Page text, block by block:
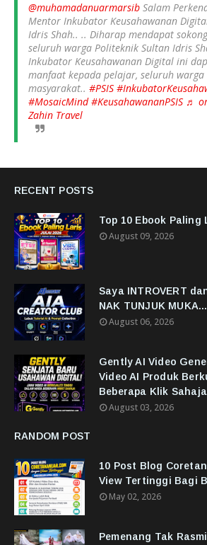
@muhamadanuarmarsib Salam
Mentor Inkubator Keusahawanan
Idris Shah.. .. Diharap mendapat
seluruh warga Politeknik Sultan Idris
Inkubator Keusahawanan Digital ini
manfaat kepada pelajar, seluruh warga
masyarakat.. #PSIS
#MosaicMind #KeusahawananPSIS ♬
Zahin Travel
RECENT POSTS
Top 10 Ebook Paling
August 09, 2026
Saya INTROVERT
NAK TUNJUK
August 06, 2026
Gently AI Video
Video AI Produk
Beberapa Klik Sahaja
August 03, 2026
RANDOM POST
10 Post Blog
View Tertinggi Bagi
May 02, 2026
Pemenang Tak